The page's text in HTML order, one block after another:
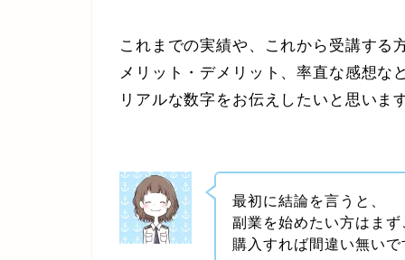
これまでの実績や、これから受講する
メリット・デメリット、率直な感想な
リアルな数字をお伝えしたいと思いま
最初に結論を言うと、
副業を始めたい方はま
購入すれば間違い無いで